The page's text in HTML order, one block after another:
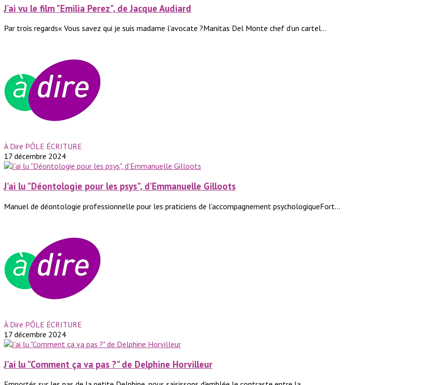
J’ai vu le film "Emilia Perez", de Jacque Audiard
Par trois regards« Vous savez qui je suis madame l’avocate ?Manitas Del Monte chef d’un cartel...
À Dire PÔLE ÉCRITURE
17 décembre 2024
J’ai lu "Déontologie pour les psys", d’Emmanuelle Gilloots
Manuel de déontologie professionnelle pour les praticiens de l’accompagnement psychologiqueFort...
À Dire PÔLE ÉCRITURE
17 décembre 2024
J’ai lu "Comment ça va pas ?" de Delphine Horvilleur